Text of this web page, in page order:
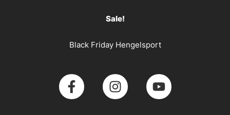
Sale!
Black Friday Hengelsport